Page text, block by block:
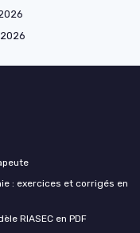
: exercices et corrigés en
RIASEC en PDF